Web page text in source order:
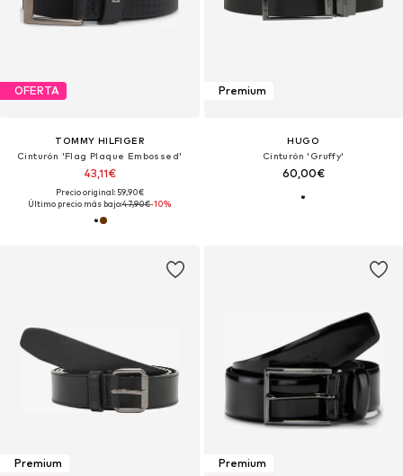
OFERTA
TOMMY HILFIGER
Cinturón 'Flag Plaque Embossed'
43,11€
Precio original: 59,90€
Último precio más bajo:47,90€-10%
Premium
HUGO
Cinturón 'Gruffy'
60,00€
Premium
Premium